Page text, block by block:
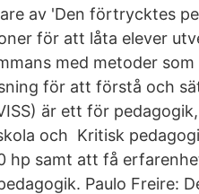
av 'Den förtrycktes
för att låta elever
med metoder
för att förstå och
är ett för
och Kritisk
hp samt att få
Paulo Freire: